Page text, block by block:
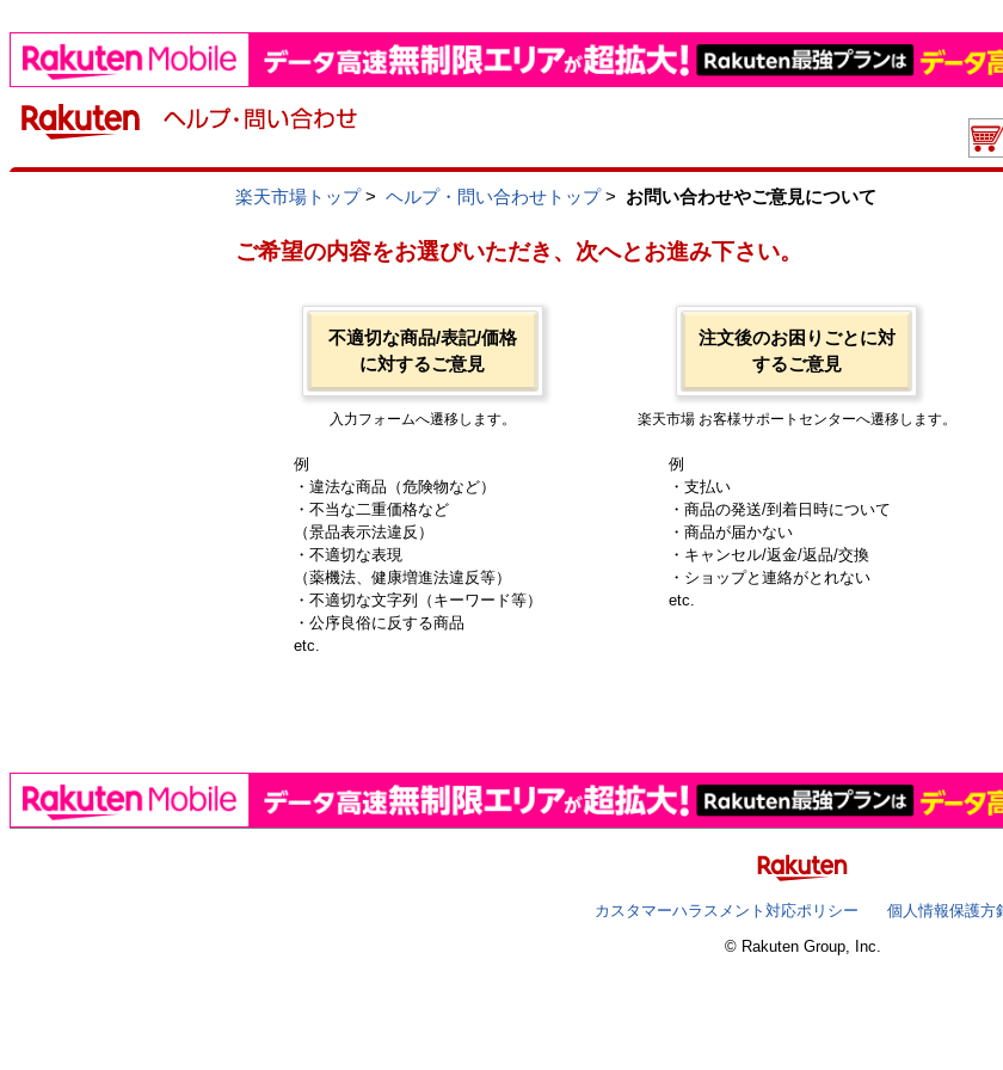
楽天市場トップ> ヘルプ・問い合わせトップ> お問い合わせやご意見について
ご希望の内容をお選びいただき、次へとお進み下さい。
不適切な商品/表記/価格
に対するご意見
入力フォームへ遷移します。
例
・違法な商品（危険物など）
・不当な二重価格など
（景品表示法違反）
・不適切な表現
（薬機法、健康増進法違反等）
・不適切な文字列（キーワード等）
・公序良俗に反する商品
etc.
注文後のお困りごとに対
するご意見
楽天市場 お客様サポートセンターへ遷移します。
例
・支払い
・商品の発送/到着日時について
・商品が届かない
・キャンセル/返金/返品/交換
・ショップと連絡がとれない
etc.
カスタマーハラスメント対応ポリシー
個人情報保護方
© Rakuten Group, Inc.